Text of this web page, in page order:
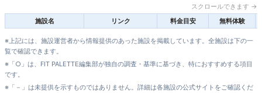
スクロールできます →
施設名
リンク 料金目安 無料体験
※上記には、施設運営者から情報提供のあった施設を掲載しています。全施設は下の一
覧で確認できます。
※「○」は、FIT PALETTE編集部が独自の調査・基準に基づき、特におすすめする項目
です。
※「－」は未提供を示すものではありません。詳細は各施設の公式サイトをご確認くだ